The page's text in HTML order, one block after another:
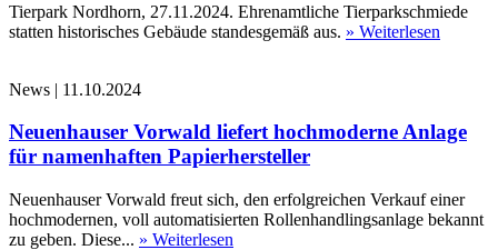
Tierpark Nordhorn, 27.11.2024. Ehrenamtliche Tierparkschmiede
statten historisches Gebäude standesgemäß aus. » Weiterlesen
News | 11.10.2024
Neuenhauser Vorwald liefert hochmoderne Anlage
für namenhaften Papierhersteller
Neuenhauser Vorwald freut sich, den erfolgreichen Verkauf einer
hochmodernen, voll automatisierten Rollenhandlingsanlage bekannt
zu geben. Diese... » Weiterlesen